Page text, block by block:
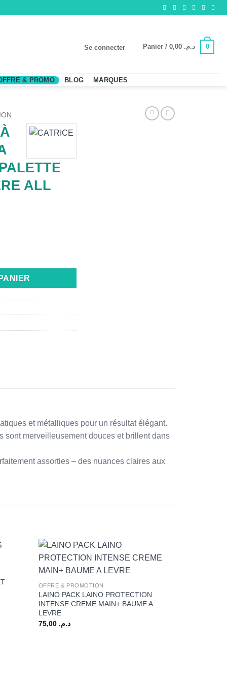
Se connecter Panier / د.م. 0
& PROMO BLOG MARQUES
ALL
PRISMA CHROME 010 + PALETTE FARD À PAUPIÈRE ALL
et métalliques pour un résultat élégant.
sont merveilleusement douces et brillent dans
assorties – des nuances claires aux
+
OFFRE & PROMOTION
LAINO PACK LAINO PROTECTION
INTENSE CREME MAIN+ BAUME A
LEVRE
د.م. 75,00